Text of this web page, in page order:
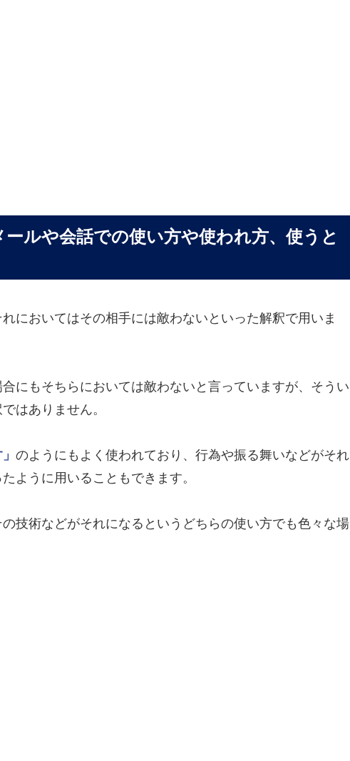
ールや会話での使い方や使われ方、使うと
においてはその相手には敵わないといった解釈で用いま
にもそちらにおいては敵わないと言っていますが、そうい
はありません。
のようにもよく使われており、行為や振る舞いなどがそれ
たように用いることもできます。
技術などがそれになるというどちらの使い方でも色々な場